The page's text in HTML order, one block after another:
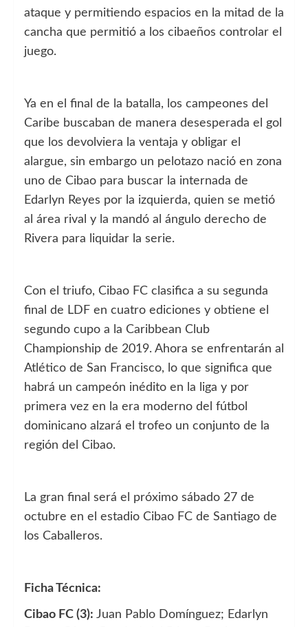
ataque y permitiendo espacios en la mitad de la
cancha que permitió a los cibaeños controlar el
juego.
Ya en el final de la batalla, los campeones del
Caribe buscaban de manera desesperada el gol
que los devolviera la ventaja y obligar el
alargue, sin embargo un pelotazo nació en zona
uno de Cibao para buscar la internada de
Edarlyn Reyes por la izquierda, quien se metió
al área rival y la mandó al ángulo derecho de
Rivera para liquidar la serie.
Con el triufo, Cibao FC clasifica a su segunda
final de LDF en cuatro ediciones y obtiene el
segundo cupo a la Caribbean Club
Championship de 2019. Ahora se enfrentarán al
Atlético de San Francisco, lo que significa que
habrá un campeón inédito en la liga y por
primera vez en la era moderno del fútbol
dominicano alzará el trofeo un conjunto de la
región del Cibao.
La gran final será el próximo sábado 27 de
octubre en el estadio Cibao FC de Santiago de
los Caballeros.
Ficha Técnica:
Cibao FC (3): Juan Pablo Domínguez; Edarlyn